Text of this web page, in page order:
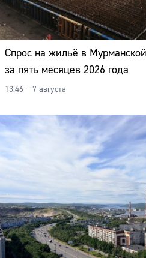
Спрос на жильё в
за пять месяцев 2026 года
13:46 – 7 августа